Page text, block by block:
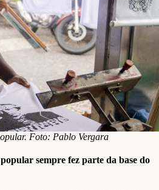
Foto: Pablo Vergara
sempre fez parte da base do